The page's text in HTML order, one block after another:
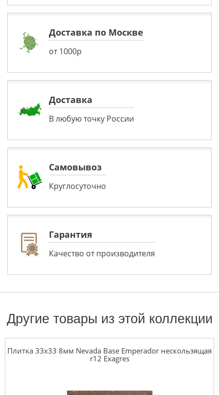
Доставка по Москве
от 1000р
Доставка
В любую точку России
Самовывоз
Круглосуточно
Гарантия
Качество от производителя
Другие товары из этой коллекции
Плитка 33x33 8мм Nevada Base Emperador нескользящая
r12 Exagres